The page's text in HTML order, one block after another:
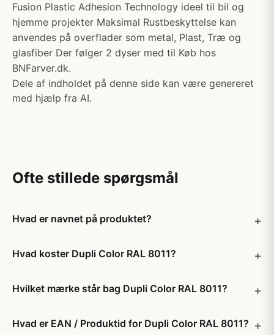
Fusion Plastic Adhesion Technology ideel til bil og
hjemme projekter Maksimal Rustbeskyttelse kan
anvendes på overflader som metal, Plast, Træ og
glasfiber Der følger 2 dyser med til Køb hos
BNFarver.dk.
Dele af indholdet på denne side kan være genereret
med hjælp fra AI.
Ofte stillede spørgsmål
Hvad er navnet på produktet?
Hvad koster Dupli Color RAL 8011?
Hvilket mærke står bag Dupli Color RAL 8011?
Hvad er EAN / Produktid for Dupli Color RAL 8011?